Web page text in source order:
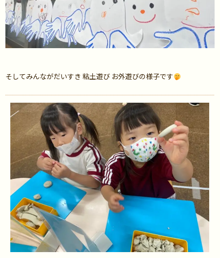
そしてみんながだいすき 粘土遊び お外遊びの様子です